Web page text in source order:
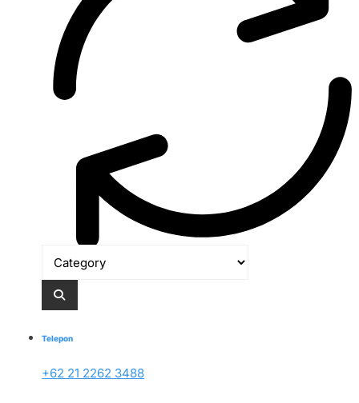
Telepon
+62 21 2262 3488